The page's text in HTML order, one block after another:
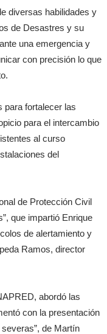
diversas habilidades y
de Desastres y su
una emergencia y
con precisión lo que
para fortalecer las
para el intercambio
al curso
del
de Protección Civil
que impartió Enrique
de alertamiento y
Ramos, director
abordó las
con la presentación
de Martín